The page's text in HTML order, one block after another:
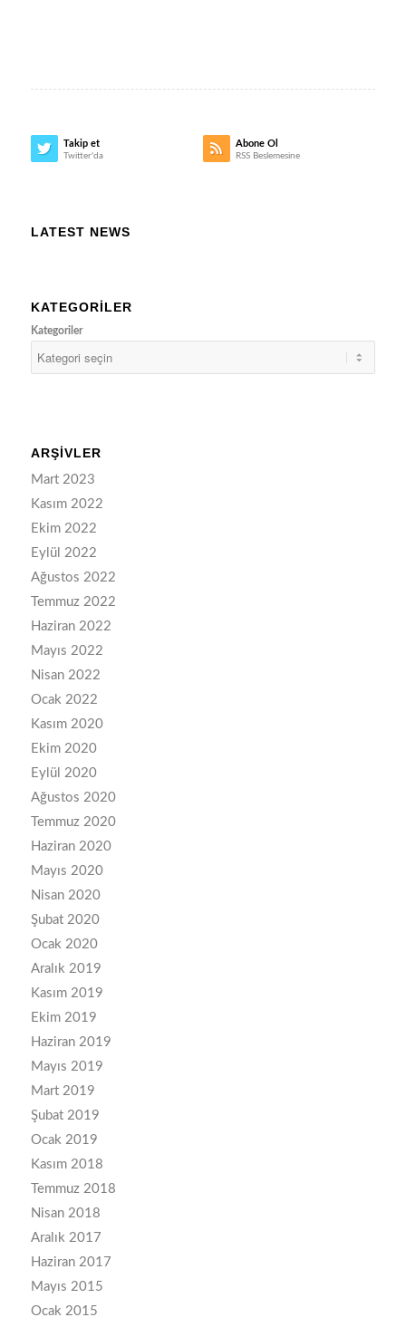
Takip et
Twitter'da
Abone Ol
RSS Beslemesine
LATEST NEWS
KATEGORILER
Kategoriler
ARŞIVLER
Mart 2023
Kasım 2022
Ekim 2022
Eylül 2022
Ağustos 2022
Temmuz 2022
Haziran 2022
Mayıs 2022
Nisan 2022
Ocak 2022
Kasım 2020
Ekim 2020
Eylül 2020
Ağustos 2020
Temmuz 2020
Haziran 2020
Mayıs 2020
Nisan 2020
Şubat 2020
Ocak 2020
Aralık 2019
Kasım 2019
Ekim 2019
Haziran 2019
Mayıs 2019
Mart 2019
Şubat 2019
Ocak 2019
Kasım 2018
Temmuz 2018
Nisan 2018
Aralık 2017
Haziran 2017
Mayıs 2015
Ocak 2015